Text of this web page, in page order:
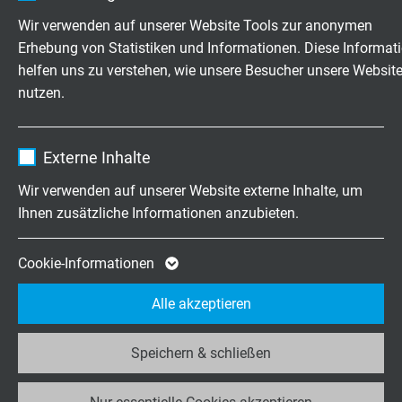
Laufzeit 1 Jahr
Wir verwenden auf unserer Website Tools zur anonymen
Erhebung von Statistiken und Informationen. Diese
helfen uns zu verstehen, wie unsere Besucher unsere Website
nutzen.
Laufzeit 2 Jahre
Zweck
Cookie von Google für Website-Analysen.
Erzeugt statistische Daten darüber, wie der
Besucher die Website nutzt.
_ga_JL6KH9WKZ9, Google Analytics
Externe Inhalte
Wir verwenden auf unserer Website externe Inhalte, um
Ihnen zusätzliche Informationen anzubieten.
Cookie-Informationen
Speichern & schließen
Alle akzeptieren
Temperaturbereich
nicht bewegt: -30/+70 °C
bewegt: -5/+70 °C
UL: bis +80°C
flammhemmend und selbstverlöschend nach
60332-1-2 + VDE 0482-332-1-2
Wellenwiderstand 3 - 20 MHz
Für feste Verlegung
geeignet